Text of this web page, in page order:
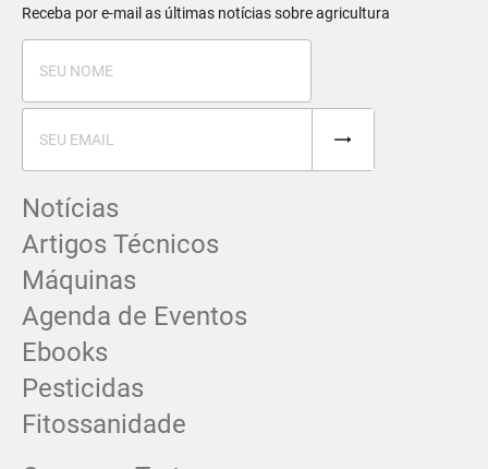
Receba por e-mail as últimas notícias sobre agricultura
Notícias
Artigos Técnicos
Máquinas
Agenda de Eventos
Ebooks
Pesticidas
Fitossanidade